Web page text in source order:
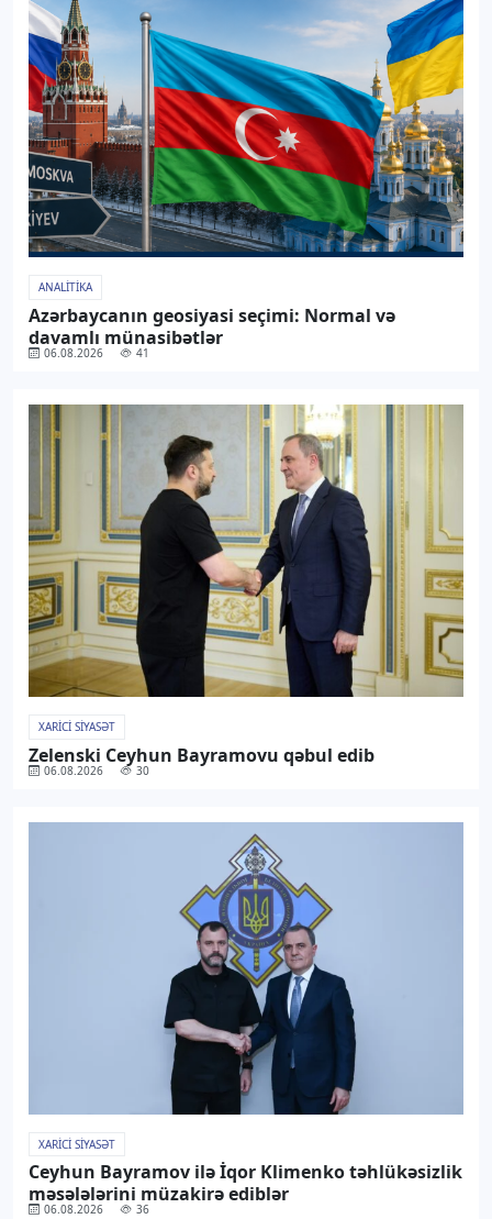
ANALITIKA
Azərbaycanın geosiyasi seçimi: Normal və
davamlı münasibətlər
06.08.2026 41
XARICI SIYASƏT
Zelenski Ceyhun Bayramovu qəbul edib
06.08.2026 30
XARICI SIYASƏT
Ceyhun Bayramov ilə İqor Klimenko təhlükəsizlik
məsələlərini müzakirə ediblər
06.08.2026 36